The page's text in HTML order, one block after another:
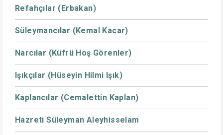
Refahçılar (Erbakan)
Süleymancılar (Kemal Kacar)
Narcılar (Küfrü Hoş Görenler)
Işıkçılar (Hüseyin Hilmi Işık)
Kaplancılar (Cemalettin Kaplan)
Hazreti Süleyman Aleyhisselam